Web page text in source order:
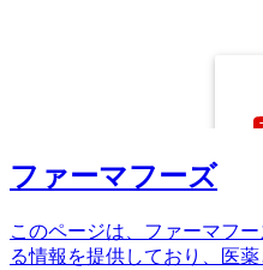
ファーマフーズ
このページは、ファーマフ
る情報を提供しており、医